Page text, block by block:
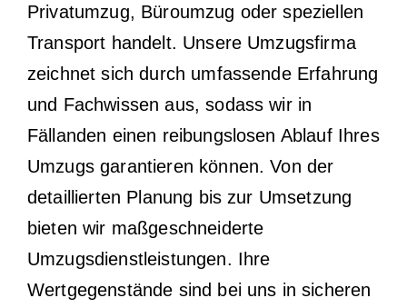
Privatumzug, Büroumzug oder speziellen
Transport handelt. Unsere Umzugsfirma
zeichnet sich durch umfassende Erfahrung
und Fachwissen aus, sodass wir in
Fällanden einen reibungslosen Ablauf Ihres
Umzugs garantieren können. Von der
detaillierten Planung bis zur Umsetzung
bieten wir maßgeschneiderte
Umzugsdienstleistungen. Ihre
Wertgegenstände sind bei uns in sicheren